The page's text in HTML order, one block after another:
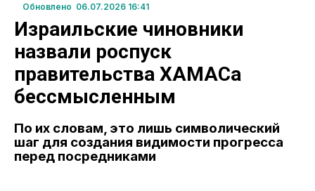
Обновлено 06.07.2026 16:41
Израильские чиновники
назвали роспуск
правительства ХАМАСа
бессмысленным
По их словам, это лишь символический
шаг для создания видимости прогресса
перед посредниками